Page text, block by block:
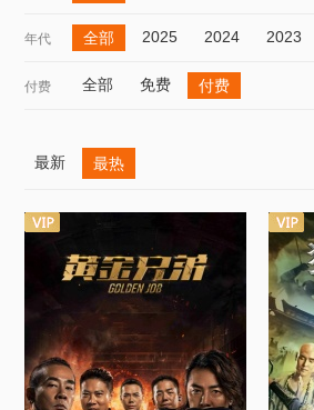
年代 全部 2025 2024 2023
付费 全部 免费 付费
最新 最热